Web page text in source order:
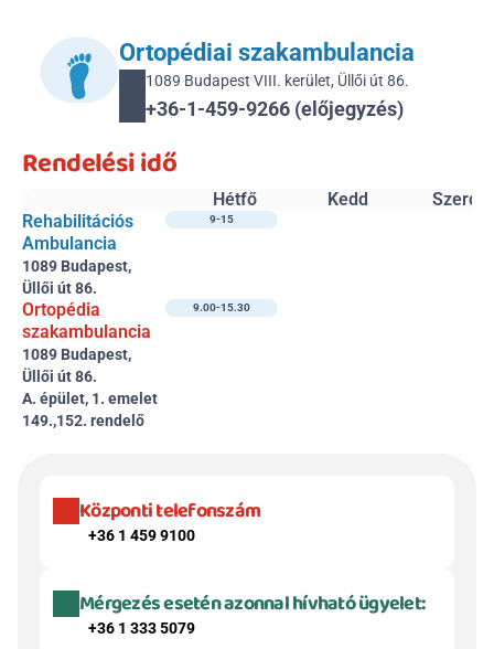
Ortopédiai szakambulancia
1089 Budapest VIII. kerület, Üllői út 86.
+36-1-459-9266 (előjegyzés)
Rendelési idő
Hétfő Kedd
Szerda
Rehabilitációs
Ambulancia
1089 Budapest,
Üllői út 86.
9-15
Ortopédia
szakambulancia
1089 Budapest,
Üllői út 86.
A. épület, 1. emelet
149.,152. rendelő
9.00-15.30
Központi telefonszám
+36 1 459 9100
Mérgezés esetén azonnal hívható ügyelet:
+36 1 333 5079